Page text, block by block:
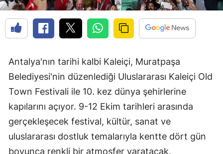
Antalya'nın tarihi kalbi Kaleiçi, Muratpaşa
Belediyesi'nin düzenlediği Uluslararası Kaleiçi Old
Town Festivali ile 10. kez dünya şehirlerine
kapılarını açıyor. 9-12 Ekim tarihleri arasında
gerçekleşecek festival, kültür, sanat ve
uluslararası dostluk temalarıyla kentte dört gün
boyunca renkli bir atmosfer yaratacak.